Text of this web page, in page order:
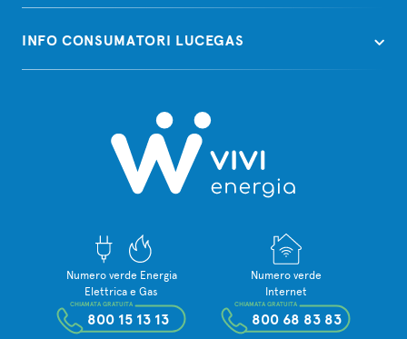
INFO CONSUMATORI LUCEGAS
Numero verde Energia
Elettrica e Gas
800 15 13 13
CHIAMATA GRATUITA
Numero verde
Internet
800 68 83 83
CHIAMATA GRATUITA